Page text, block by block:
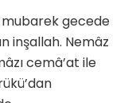
için
mubarek gecede
inşallah. Nemâz
cemâ’at ile